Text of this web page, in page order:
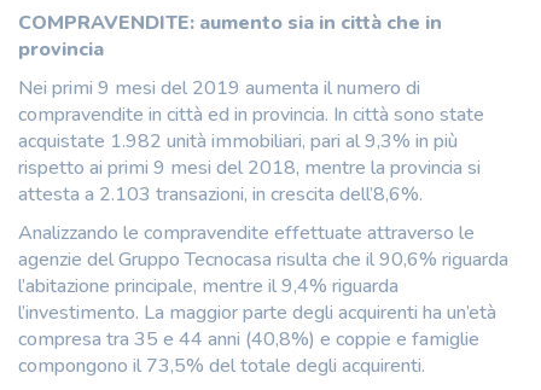
COMPRAVENDITE: aumento sia in città che in
provincia
Nei primi 9 mesi del 2019 aumenta il numero di
compravendite in città ed in provincia. In città sono state
acquistate 1.982 unità immobiliari, pari al 9,3% in più
rispetto ai primi 9 mesi del 2018, mentre la provincia si
attesta a 2.103 transazioni, in crescita dell’8,6%.
Analizzando le compravendite effettuate attraverso le
agenzie del Gruppo Tecnocasa risulta che il 90,6% riguarda
l’abitazione principale, mentre il 9,4% riguarda
l’investimento. La maggior parte degli acquirenti ha un’età
compresa tra 35 e 44 anni (40,8%) e coppie e famiglie
compongono il 73,5% del totale degli acquirenti.